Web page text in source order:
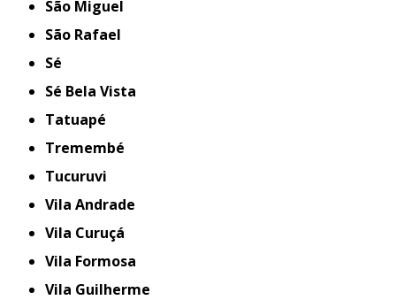
São Miguel
São Rafael
Sé
Sé Bela Vista
Tatuapé
Tremembé
Tucuruvi
Vila Andrade
Vila Curuçá
Vila Formosa
Vila Guilherme